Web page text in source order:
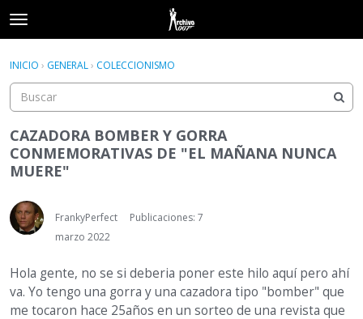
t
o
g
e
m
e
n
u
Acceder
Hilos
Acceder Registrarse
INICIO › GENERAL› COLECCIONISMO
CAZADORA BOMBER Y GORRA
CONMEMORATIVAS DE "EL MAÑANA NUNCA
MUERE"
FrankyPerfect
Publicaciones: 7
marzo 2022
Hola gente, no se si deberia poner este hilo aquí pero ahí
va. Yo tengo una gorra y una cazadora tipo "bomber" que
me tocaron hace 25años en un sorteo de una revista que